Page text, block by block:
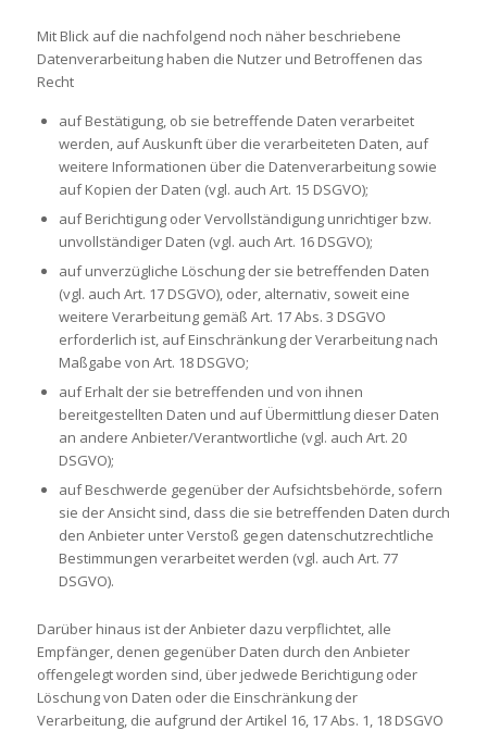
Mit Blick auf die nachfolgend noch näher beschriebene
Datenverarbeitung haben die Nutzer und Betroffenen das
Recht
auf Bestätigung, ob sie betreffende Daten verarbeitet
werden, auf Auskunft über die verarbeiteten Daten, auf
weitere Informationen über die Datenverarbeitung sowie
auf Kopien der Daten (vgl. auch Art. 15 DSGVO);
auf Berichtigung oder Vervollständigung unrichtiger bzw.
unvollständiger Daten (vgl. auch Art. 16 DSGVO);
auf unverzügliche Löschung der sie betreffenden Daten
(vgl. auch Art. 17 DSGVO), oder, alternativ, soweit eine
weitere Verarbeitung gemäß Art. 17 Abs. 3 DSGVO
erforderlich ist, auf Einschränkung der Verarbeitung nach
Maßgabe von Art. 18 DSGVO;
auf Erhalt der sie betreffenden und von ihnen
bereitgestellten Daten und auf Übermittlung dieser Daten
an andere Anbieter/Verantwortliche (vgl. auch Art. 20
DSGVO);
auf Beschwerde gegenüber der Aufsichtsbehörde, sofern
sie der Ansicht sind, dass die sie betreffenden Daten durch
den Anbieter unter Verstoß gegen datenschutzrechtliche
Bestimmungen verarbeitet werden (vgl. auch Art. 77
DSGVO).
Darüber hinaus ist der Anbieter dazu verpflichtet, alle
Empfänger, denen gegenüber Daten durch den Anbieter
offengelegt worden sind, über jedwede Berichtigung oder
Löschung von Daten oder die Einschränkung der
Verarbeitung, die aufgrund der Artikel 16, 17 Abs. 1, 18 DSGVO